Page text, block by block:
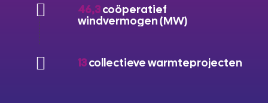
46,3coöperatief
windvermogen (MW)
13collectieve warmteprojecten